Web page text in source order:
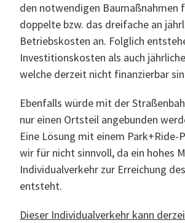
den notwendigen Baumaßnahmen
doppelte bzw. das dreifache an
Betriebskosten an. Folglich
Investitionskosten als auch
welche derzeit nicht finanzierbar
Ebenfalls würde mit der
nur einen Ortsteil angebunden
Eine Lösung mit einem Park+Ride-
wir für nicht sinnvoll, da ein hohes
Individualverkehr zur Erreichung
entsteht.
Dieser Individualverkehr kann